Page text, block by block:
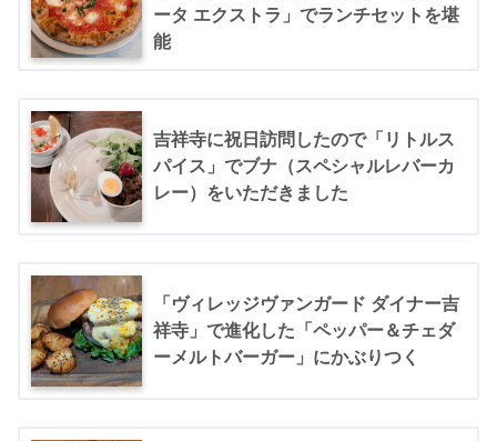
ータ エクストラ」でランチセットを堪
能
吉祥寺に祝日訪問したので「リトルス
パイス」でブナ（スペシャルレバーカ
レー）をいただきました
「ヴィレッジヴァンガード ダイナー吉
祥寺」で進化した「ペッパー＆チェダ
ーメルトバーガー」にかぶりつく